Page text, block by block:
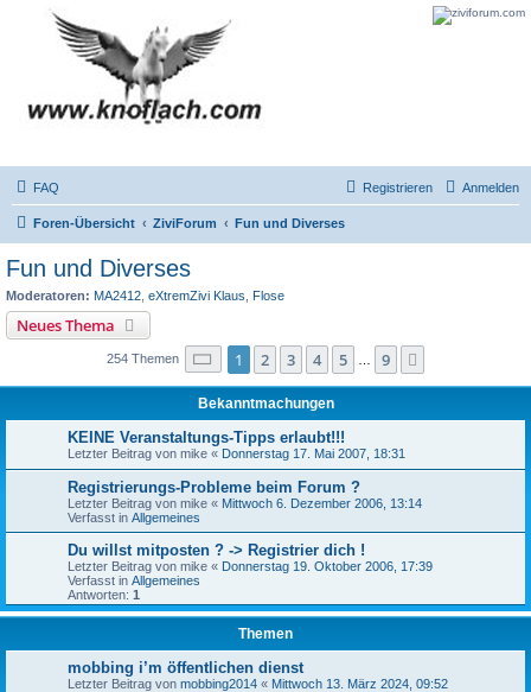
FAQ Anmelden
Registrieren
Foren-Übersicht ZiviForum Fun und Diverses
Fun und Diverses
Moderatoren: MA2412 eXtremZivi Klaus Flose
Neues Thema
254 Themen Seite 1von
1 2 3 4 5 9
Bekanntmachungen
KEINE Veranstaltungs-Tipps erlaubt!!!
Letzter Beitrag von mike « Donnerstag 17. Mai 2007, 18:31
Registrierungs-Probleme beim Forum ?
Letzter Beitrag von mike « Mittwoch 6. Dezember 2006, 13:14
Verfasst in Allgemeines
Du willst mitposten ? -> Registrier dich !
Letzter Beitrag von mike « Donnerstag 19. Oktober 2006, 17:39
Verfasst in Allgemeines
Antworten: 1
Themen
mobbing i’m öffentlichen dienst
Letzter Beitrag von mobbing2014 « Mittwoch 13. März 2024, 09:52